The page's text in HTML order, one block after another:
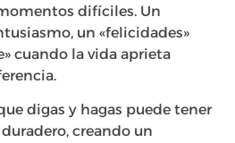
difíciles. Un
un «felicidades»
cuando la vida aprieta
digas y hagas puede tener
creando un